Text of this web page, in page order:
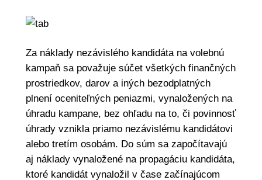
Za náklady nezávislého kandidáta na volebnú
kampaň sa považuje súčet všetkých finančných
prostriedkov, darov a iných bezodplatných
plnení oceniteľných peniazmi, vynaložených na
úhradu kampane, bez ohľadu na to, či povinnosť
úhrady vznikla priamo nezávislému kandidátovi
alebo tretím osobám. Do súm sa započítavajú
aj náklady vynaložené na propagáciu kandidáta,
ktoré kandidát vynaložil v čase začínajúcom